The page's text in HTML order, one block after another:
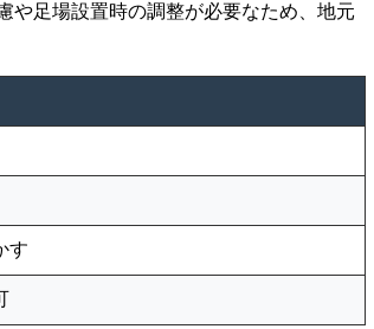
や足場設置時の調整が必要なため、地元
す